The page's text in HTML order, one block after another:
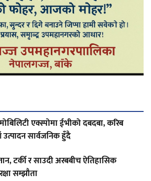
एक्स्पोमा ईभीको दबदबा, करिब
उत्पादन सार्वजनिक हुँदै
टर्की र साउदी अरबबीच ऐतिहासिक
सम्झौता